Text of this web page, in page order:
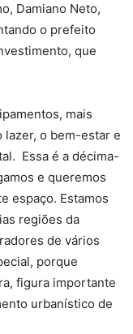
Damiano Neto,
o prefeito
que
mais
lazer, o bem-estar e
Essa é a décima-
e queremos
espaço. Estamos
regiões da
de vários
porque
figura importante
urbanístico de